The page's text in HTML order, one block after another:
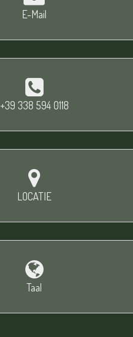
E-Mail
+39 338 594 0118
LOCATIE
Taal